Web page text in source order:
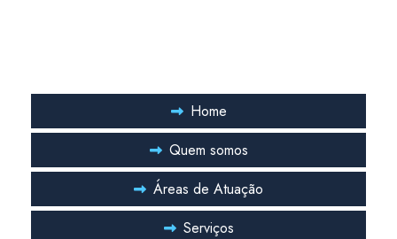
Pmoc de climatização
Pmoc climatização hospitalar
Pmoc de climatizadores
Home
Quem somos
Áreas de Atuação
Serviços